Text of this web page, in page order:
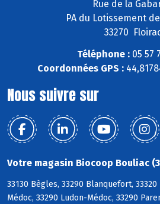
Rue de la
PA du Lotissement
33270
Téléphone :05 57
Coordonnées GPS :
Nous suivre sur
Votre magasin Biocoop Bouliac
33130 Bègles, 33290 Blanquefort, 33320
Médoc, 33290 Ludon-Médoc, 33290